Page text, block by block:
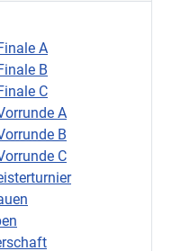
A
B
C
A
B
C